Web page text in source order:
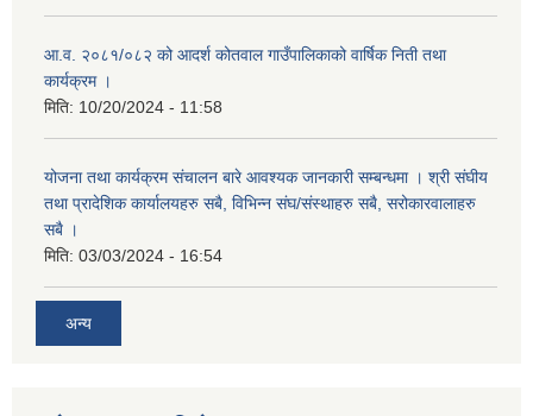
आ.व. २०८१/०८२ को आदर्श कोतवाल गाउँपालिकाको वार्षिक निती तथा
कार्यक्रम ।
मिति: 10/20/2024 - 11:58
योजना तथा कार्यक्रम संचालन बारे आवश्यक जानकारी सम्बन्धमा । श्री संघीय
तथा प्रादेशिक कार्यालयहरु सबै, विभिन्‍न संघ/संस्थाहरु सबै, सरोकारवालाहरु
सबै ।
मिति: 03/03/2024 - 16:54
अन्य